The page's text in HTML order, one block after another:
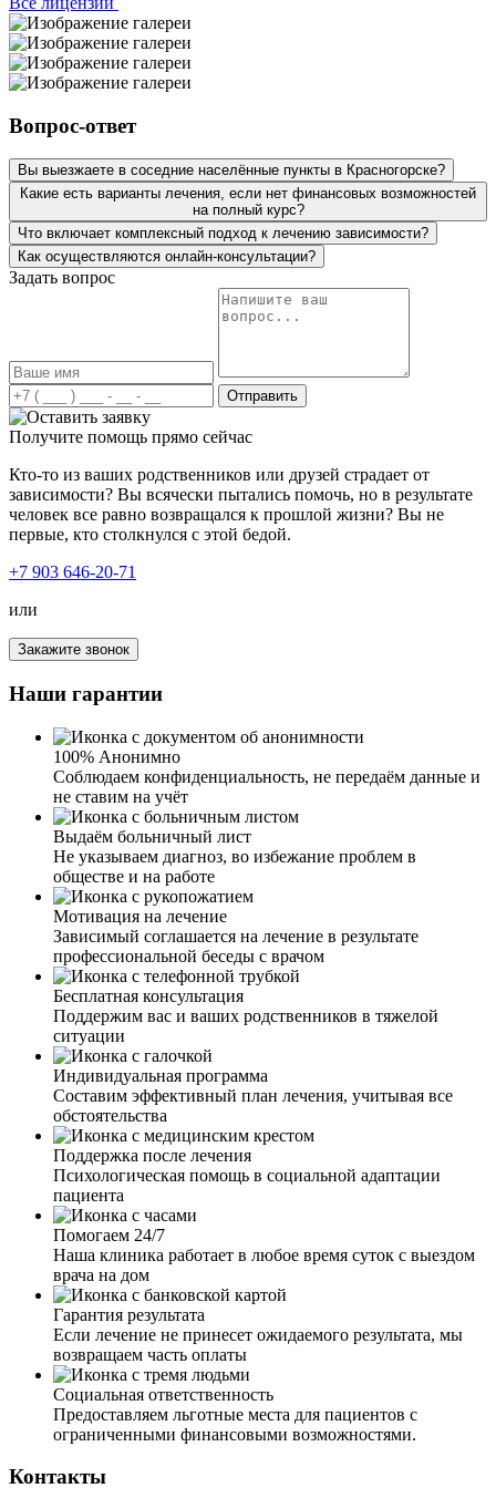
наркоцентре . Зависимость оказалась слишком сильной,
благодаря профессиональной команде специалистов и
программе, я смог преодолеть свою зависимость
полностью. Мне предоставили все необходимые
ресурсы и поддержку во время стационарного лечения.
Я нашел в себе силы бороться с желаниями и научился
здоровому образу жизни. Теперь я чувствую себя
свободным от наркотиков и готов начать новую главу в
своей жизни. Я рекомендую клинику всем, кто ищет
настоящую помощь
Искренне благодарна вам за своё лечение! Моя жизнь
была разрушена из-за употребления наркотиков. Я сама
приняла решение и нашла вашу клинику, обсудили и
проговорили все интересующие меня вопросы о
реабилитации. Я получила такую колоссальную
поддержку и помощь, начала лечение. Ваш подход, ваш
профессионализм, всё на столько зацепило меня. Опыт
других зависимых — у меня нет слов. Мой стаж более 5
лет, и тут вы мне показываете новую и счастливую
жизнь без наркотиков. Во что я и поверить уже не
могла. Огромное вам спасибо!
Я был вынужден прибегнуть к принудительной
госпитализации матери. Более 15 лет она находилась в
алкогольной зависимости, и сама предпринимать какие-
то действия не хотела. Я благодарен вашей команде
наркологов за оперативность и чёткость действий. В
клинике мать получила огромнейший опыт и знания,
как справляться со своими эмоциями, тревогой,
агрессией, тягой к алкоголю. Большое вам спасибо, что
у неё сейчас новая и светлая жизнь!
Вопрос-ответ
Вы выезжаете в соседние населённые пункты в Красногорске?
Какие есть варианты лечения, если нет финансовых возможностей
на полный курс?
Что включает комплексный подход к лечению зависимости?
Как осуществляются онлайн-консультации?
Задать вопрос
Отправить
Получите помощь прямо сейчас
Кто-то из ваших родственников или друзей страдает от
зависимости? Вы всячески пытались помочь, но в результате
человек все равно возвращался к прошлой жизни? Вы не
первые, кто столкнулся с этой бедой.
+7 903 646-20-71
или
Закажите звонок
Наши гарантии
100% Анонимно
Соблюдаем конфиденциальность, не передаём данные и
не ставим на учёт
Выдаём больничный лист
Не указываем диагноз, во избежание проблем в
обществе и на работе
Мотивация на лечение
Зависимый соглашается на лечение в результате
профессиональной беседы с врачом
Бесплатная консультация
Поддержим вас и ваших родственников в тяжелой
ситуации
Индивидуальная программа
Составим эффективный план лечения, учитывая все
обстоятельства
Поддержка после лечения
Психологическая помощь в социальной адаптации
пациента
Помогаем 24/7
Наша клиника работает в любое время суток с выездом
врача на дом
Гарантия результата
Если лечение не принесет ожидаемого результата, мы
возвращаем часть оплаты
Социальная ответственность
Предоставляем льготные места для пациентов с
ограниченными финансовыми возможностями.
Контакты